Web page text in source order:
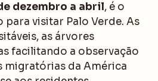
dezembro a abril, é o
visitar Palo Verde. As
as árvores
facilitando a observação
migratórias da América